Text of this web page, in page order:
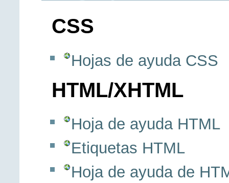
CSS
Hojas de ayuda CSS
HTML/XHTML
Hoja de ayuda HTML
Etiquetas HTML
Hoja de ayuda de